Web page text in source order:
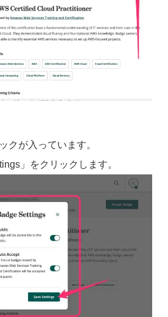
クが入っています。
」をクリックします。